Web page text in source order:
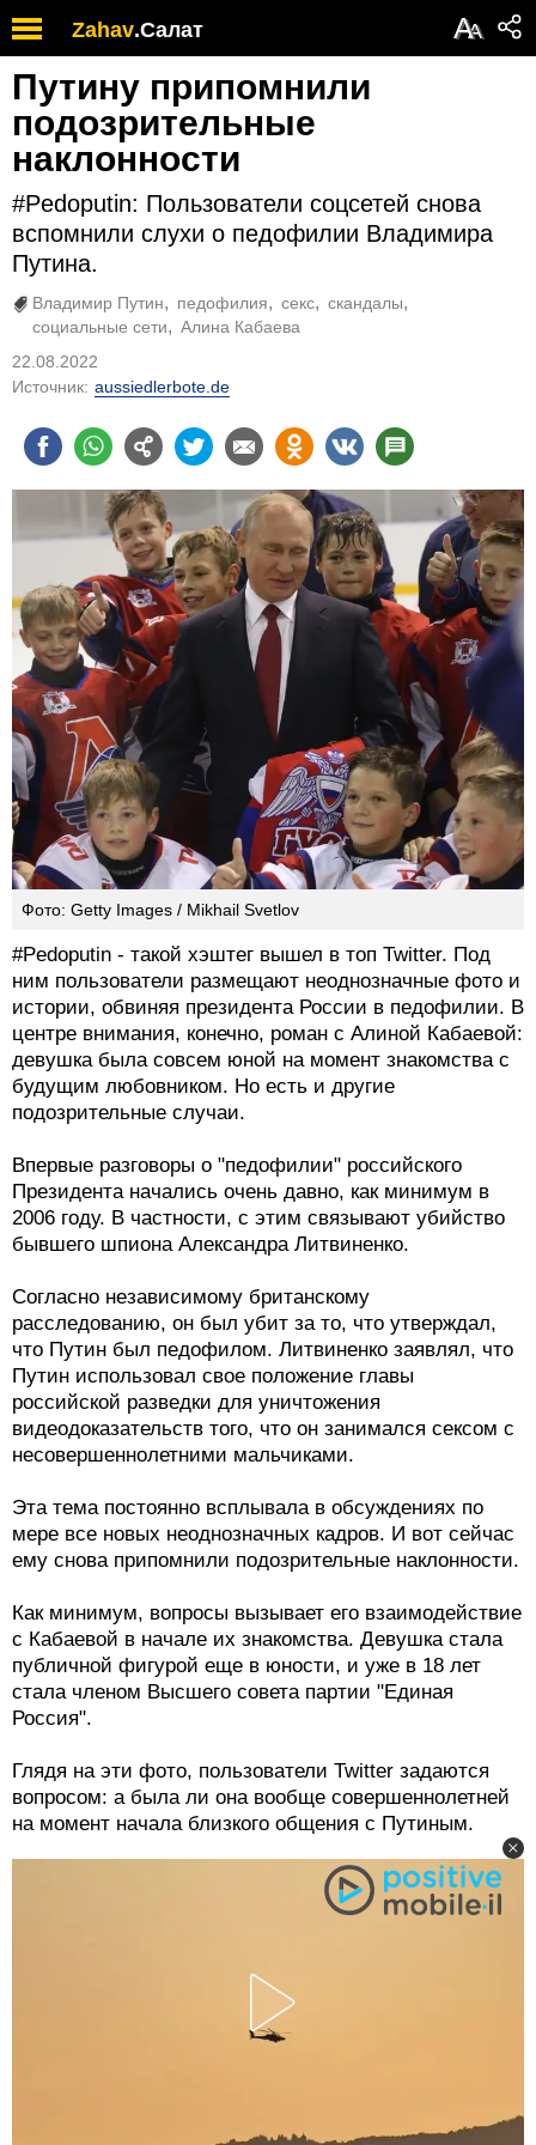
Zahav.Салат АА
Путину припомнили
подозрительные
наклонности
#Pedoputin: Пользователи соцсетей снова
вспомнили слухи о педофилии Владимира
Путина.
Владимир Путин педофилия секс
скандалы
социальные сети
Алина Кабаева
22.08.2022
Источник: aussiedlerbote.de
Фото: Getty Images / Mikhail Svetlov
#Pedoputin - такой хэштег вышел в топ Twitter. Под
ним пользователи размещают неоднозначные фото и
истории, обвиняя президента России в педофилии. В
центре внимания, конечно, роман с Алиной Кабаевой:
девушка была совсем юной на момент знакомства с
будущим любовником. Но есть и другие
подозрительные случаи.
Впервые разговоры о "педофилии" российского
Президента начались очень давно, как минимум в
2006 году. В частности, с этим связывают убийство
бывшего шпиона Александра Литвиненко.
Согласно независимому британскому
расследованию, он был убит за то, что утверждал,
что Путин был педофилом. Литвиненко заявлял, что
Путин использовал свое положение главы
российской разведки для уничтожения
видеодоказательств того, что он занимался сексом с
несовершеннолетними мальчиками.
Эта тема постоянно всплывала в обсуждениях по
мере все новых неоднозначных кадров. И вот сейчас
ему снова припомнили подозрительные наклонности.
Как минимум, вопросы вызывает его взаимодействие
с Кабаевой в начале их знакомства. Девушка стала
публичной фигурой еще в юности, и уже в 18 лет
стала членом Высшего совета партии "Единая
Россия".
Глядя на эти фото, пользователи Twitter задаются
вопросом: а была ли она вообще совершеннолетней
на момент начала близкого общения с Путиным.